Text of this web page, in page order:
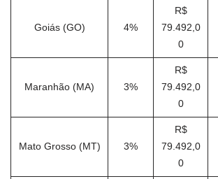
Goiás (GO) 4%
R$
79.492,0
0
Maranhão (MA) 3%
R$
79.492,0
0
Mato Grosso (MT) 3%
R$
79.492,0
0